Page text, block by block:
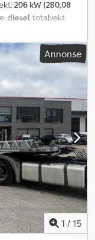
206 kW (280,08
diesel , totalvekt:
2 350
, Utstyr:
ABS,Annonse
1 / 15